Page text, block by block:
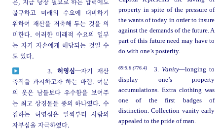
은, 지금 당장 필요로 하는 압력에도
불구하고 미래의 수요에 대비하기
위하여 재산을 저축해 두는 것을 의
미한다. 이러한 미래적 수요의 일부
는 자기 자손에게 해당되는 것일 수
도 있다.
property in spite of the pressure of
the wants of today in order to insure
against the demands of the future. A
part of this future need may have to
do with one’s posterity.
3. 허영심─자기 재산
축적을 과시하고자 하는 바램. 여분
의 옷은 남들보다 우수함을 보여주
는 최고 상징물들 중의 하나였다. 수
집하는 허영심은 일찍부터 사람의
자부심을 자극하였다.
69:5.6 (776.4) 3.Vanity—longing to
display one’s property
accumulations. Extra clothing was
one of the first badges of
distinction. Collection vanity early
appealed to the pride of man.